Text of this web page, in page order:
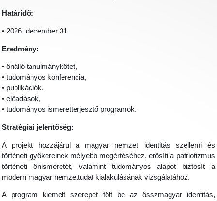
Határidő:
• 2026. december 31.
Eredmény:
• önálló tanulmánykötet,
• tudományos konferencia,
• publikációk,
• előadások,
• tudományos ismeretterjesztő programok.
Stratégiai jelentőség:
A projekt hozzájárul a magyar nemzeti identitás szellemi és
történeti gyökereinek mélyebb megértéséhez, erősíti a patriotizmus
történeti önismeretét, valamint tudományos alapot biztosít a
modern magyar nemzettudat kialakulásának vizsgálatához.
A program kiemelt szerepet tölt be az összmagyar identitás,